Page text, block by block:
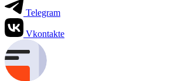
Telegram
Vkontakte